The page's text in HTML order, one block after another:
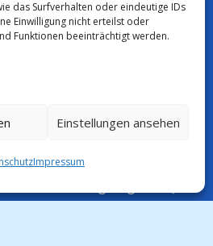
das Surfverhalten oder eindeutige IDs
Einwilligung nicht erteilst oder
Funktionen beeinträchtigt werden.
Einstellungen ansehen
Impressum
Kontakt
Zahlungsweisen
und Lieferung